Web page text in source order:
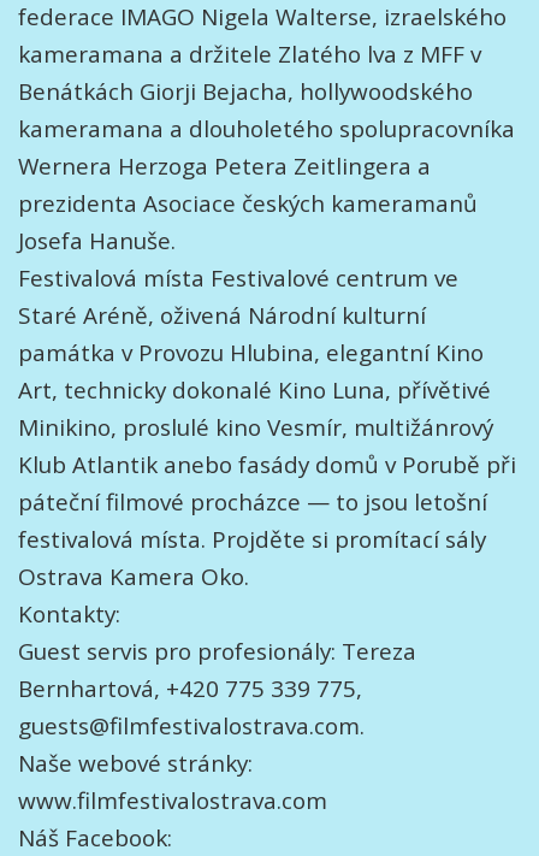
federace IMAGO Nigela Walterse, izraelského
kameramana a držitele Zlatého lva z MFF v
Benátkách Giorji Bejacha, hollywoodského
kameramana a dlouholetého spolupracovníka
Wernera Herzoga Petera Zeitlingera a
prezidenta Asociace českých kameramanů
Josefa Hanuše.
Festivalová místa Festivalové centrum ve
Staré Aréně, oživená Národní kulturní
památka v Provozu Hlubina, elegantní Kino
Art, technicky dokonalé Kino Luna, přívětivé
Minikino, proslulé kino Vesmír, multižánrový
Klub Atlantik anebo fasády domů v Porubě při
páteční filmové procházce — to jsou letošní
festivalová místa. Projděte si promítací sály
Ostrava Kamera Oko.
Kontakty:
Guest servis pro profesionály: Tereza
Bernhartová, +420 775 339 775,
guests@filmfestivalostrava.com.
Naše webové stránky:
www.filmfestivalostrava.com
Náš Facebook: